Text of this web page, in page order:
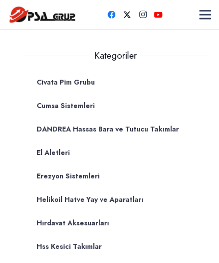
Kategoriler
Civata Pim Grubu
Cumsa Sistemleri
DANDREA Hassas Bara ve Tutucu Takımlar
El Aletleri
Erezyon Sistemleri
Helikoil Hatve Yay ve Aparatları
Hırdavat Aksesuarları
Hss Kesici Takımlar